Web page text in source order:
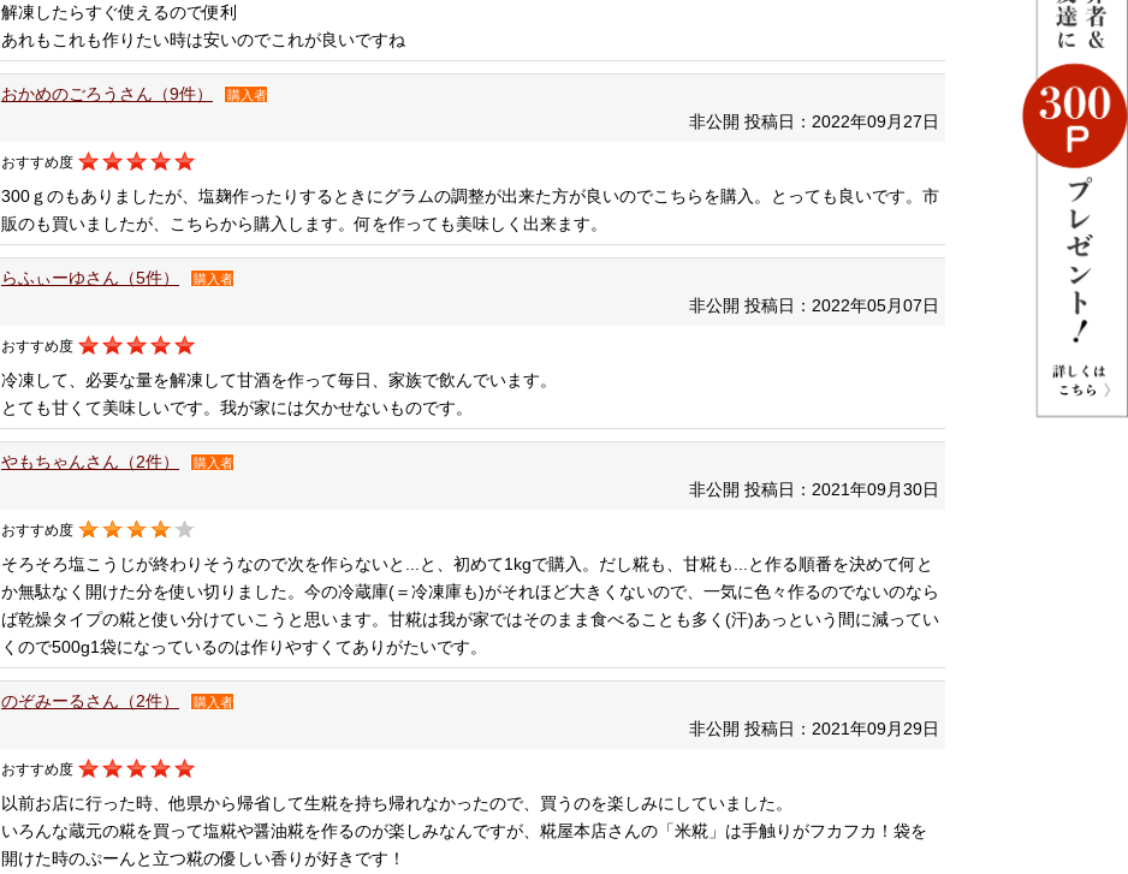
解凍したらすぐ使えるので便利
あれもこれも作りたい時は安いのでこれが良いですね
おかめのごろうさん（9件） 購入者
非公開 投稿日：2022年09月27日
おすすめ度
300ｇのもありましたが、塩麹作ったりするときにグラムの調整が出来た方が良いのでこちらを購入。とっても良いです。市
販のも買いましたが、こちらから購入します。何を作っても美味しく出来ます。
らふぃーゆさん（5件） 購入者
非公開 投稿日：2022年05月07日
おすすめ度
冷凍して、必要な量を解凍して甘酒を作って毎日、家族で飲んでいます。
とても甘くて美味しいです。我が家には欠かせないものです。
やもちゃんさん（2件） 購入者
非公開 投稿日：2021年09月30日
おすすめ度
そろそろ塩こうじが終わりそうなので次を作らないと...と、初めて1kgで購入。だし糀も、甘糀も...と作る順番を決めて何と
か無駄なく開けた分を使い切りました。今の冷蔵庫(＝冷凍庫も)がそれほど大きくないので、一気に色々作るのでないのなら
ば乾燥タイプの糀と使い分けていこうと思います。甘糀は我が家ではそのまま食べることも多く(汗)あっという間に減ってい
くので500g1袋になっているのは作りやすくてありがたいです。
のぞみーるさん（2件） 購入者
非公開 投稿日：2021年09月29日
おすすめ度
以前お店に行った時、他県から帰省して生糀を持ち帰れなかったので、買うのを楽しみにしていました。
いろんな蔵元の糀を買って塩糀や醤油糀を作るのが楽しみなんですが、糀屋本店さんの「米糀」は手触りがフカフカ！袋を
開けた時のぷーんと立つ糀の優しい香りが好きです！